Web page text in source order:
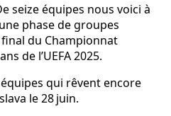
seize équipes nous voici à
phase de groupes
du Championnat
de l’UEFA 2025.
qui rêvent encore
le 28 juin.